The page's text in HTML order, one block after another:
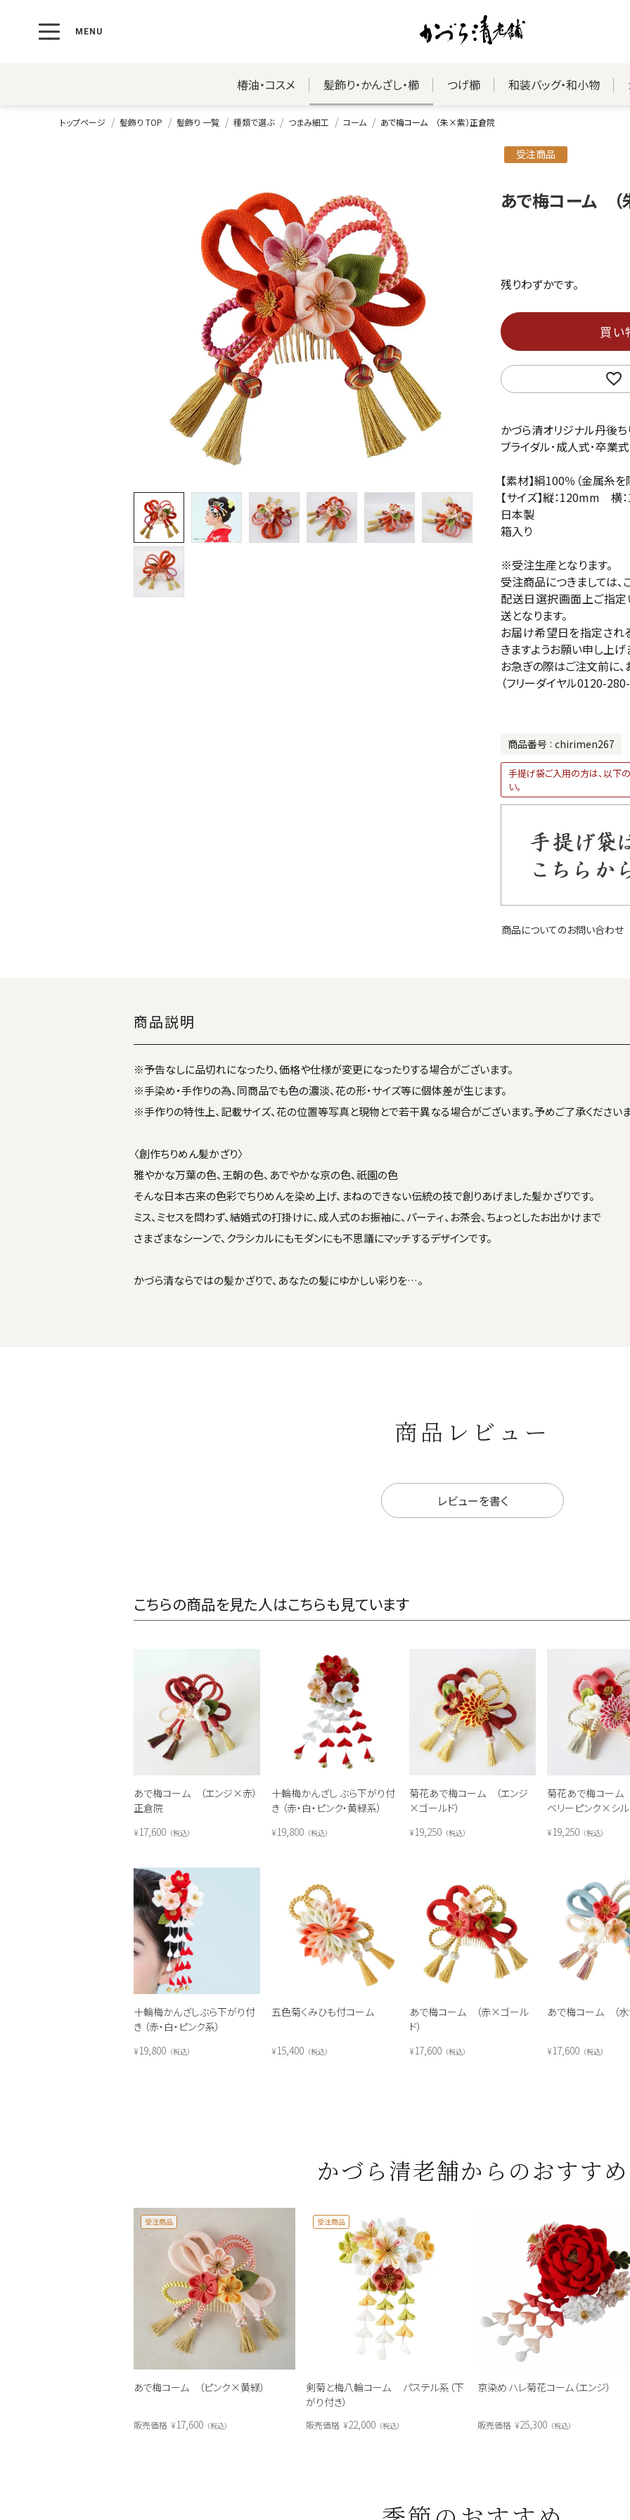
椿油・コスメ 髪飾り・かんざし・櫛 つげ櫛 和装バッグ・和小物
トップページ 髪飾り TOP 髪飾り 一覧 種類で選ぶ つまみ細工 コーム あで梅コーム （朱×紫）正倉院
受注商品
あで梅コーム （
残りわずかです。
買い
かづら清オリジナル丹後
ブライダル･成人式･卒業
【素材】絹100％（金属糸を
【サイズ】縦：120mm
日本製
箱入り
※受注生産となります。
受注商品につきましては、
配送日選択画面上ご指定
送となります。
お届け希望日を指定され
きますようお願い申し上げ
お急ぎの際はご注文前に、
（フリーダイヤル0120-
商品番号 chirimen267
手提げ袋ご入用の方は、以下
い。
商品についてのお問い合わせ
商品説明
※予告なしに品切れになったり、価格や仕様が変更になったりする場合がございます。
※手染め・手作りの為、同商品でも色の濃淡、花の形・サイズ等に個体差が生じます。
※手作りの特性上、記載サイズ、花の位置等写真と現物とで若干異なる場合がございます。予めご了承ください
〈創作ちりめん髪かざり〉
雅やかな万葉の色、王朝の色、あでやかな京の色、祇園の色
そんな日本古来の色彩でちりめんを染め上げ、まねのできない伝統の技で創りあげました髪かざりです。
ミス、ミセスを問わず、結婚式の打掛けに、成人式のお振袖に、パーティ、お茶会、ちょっとしたお出かけまで
さまざまなシーンで、クラシカルにもモダンにも不思議にマッチするデザインです。
かづら清ならではの髪かざりで、あなたの髪にゆかしい彩りを…。
商品レビュー
レビューを書く
こちらの商品を見た人はこちらも見ています
あで梅コーム （エンジ×赤）
正倉院
¥17,600 税込
十輪梅かんざし ぶら下がり付
き （赤・白・ピンク・黄緑系）
¥19,800 税込
菊花あで梅コーム （エンジ
×ゴールド）
¥19,250 税込
菊花あで梅コーム
ベリーピンク×シル
¥19,250 税込
十輪梅かんざしぶら下がり付
き （赤・白・ピンク系）
¥19,800 税込
五色菊くみひも付コーム
¥15,400 税込
あで梅コーム （赤×ゴール
ド）
¥17,600 税込
あで梅コーム （水
¥17,600 税込
かづら清老舗からのおすすめ
あで梅コーム （ピンク×黄緑）
受注商品
販売価格 ¥17,600 税込
剣菊と梅八輪コーム パステル系（下
がり付き）
受注商品
販売価格 ¥22,000 税込
京染め ハレ菊花コーム（エンジ）
販売価格 ¥25,300 税込